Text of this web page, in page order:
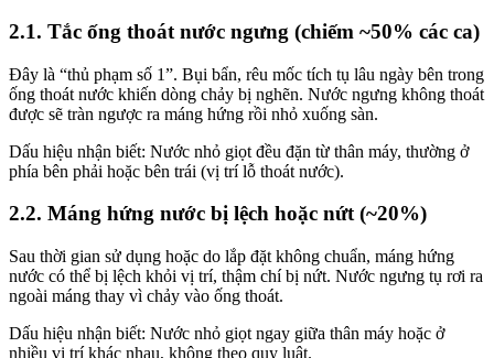
2.1. Tắc ống thoát nước ngưng (chiếm ~50% các ca)
Đây là “thủ phạm số 1”. Bụi bẩn, rêu mốc tích tụ lâu ngày bên trong
ống thoát nước khiến dòng chảy bị nghẽn. Nước ngưng không thoát
được sẽ tràn ngược ra máng hứng rồi nhỏ xuống sàn.
Dấu hiệu nhận biết: Nước nhỏ giọt đều đặn từ thân máy, thường ở
phía bên phải hoặc bên trái (vị trí lỗ thoát nước).
2.2. Máng hứng nước bị lệch hoặc nứt (~20%)
Sau thời gian sử dụng hoặc do lắp đặt không chuẩn, máng hứng
nước có thể bị lệch khỏi vị trí, thậm chí bị nứt. Nước ngưng tụ rơi ra
ngoài máng thay vì chảy vào ống thoát.
Dấu hiệu nhận biết: Nước nhỏ giọt ngay giữa thân máy hoặc ở
nhiều vị trí khác nhau, không theo quy luật.